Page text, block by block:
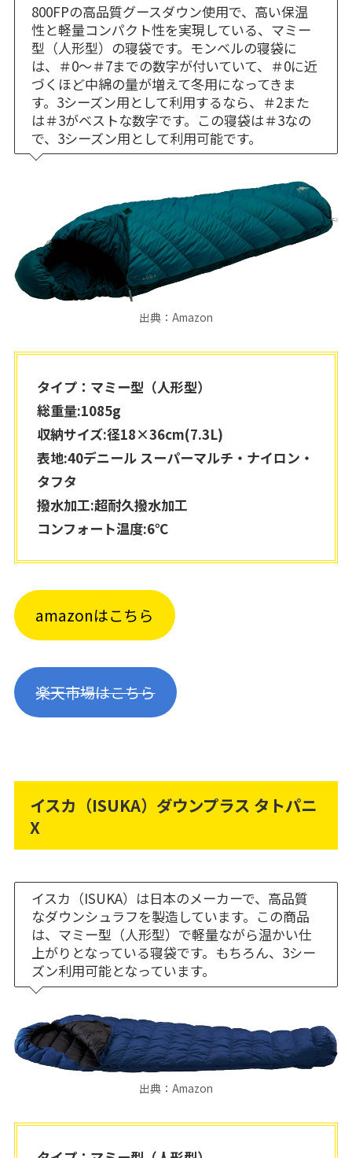
800FPの高品質グースダウン使用で、高い保温
性と軽量コンパクト性を実現している、マミー
型（人形型）の寝袋です。モンベルの寝袋に
は、＃0～＃7までの数字が付いていて、＃0に近
づくほど中綿の量が増えて冬用になってきま
す。3シーズン用として利用するなら、＃2また
は＃3がベストな数字です。この寝袋は＃3なの
で、3シーズン用として利用可能です。
出典：Amazon
タイプ：マミー型（人形型）
総重量:1085g
収納サイズ:径18×36cm(7.3L)
表地:40デニール スーパーマルチ・ナイロン・
タフタ
撥水加工:超耐久撥水加工
コンフォート温度:6℃
amazonはこちら
楽天市場はこちら
イスカ（ISUKA）ダウンプラス タトパニ
X
イスカ（ISUKA）は日本のメーカーで、高品質
なダウンシュラフを製造しています。この商品
は、マミー型（人形型）で軽量ながら温かい仕
上がりとなっている寝袋です。もちろん、3シー
ズン利用可能となっています。
出典：Amazon